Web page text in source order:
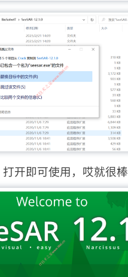
开即可使用，哎就很棒